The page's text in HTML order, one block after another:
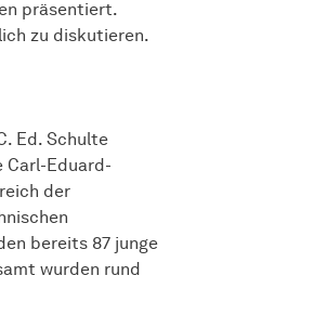
präsentiert.
zu diskutieren.
Ed. Schulte
Carl-Eduard-
der
bereits 87 junge
wurden rund